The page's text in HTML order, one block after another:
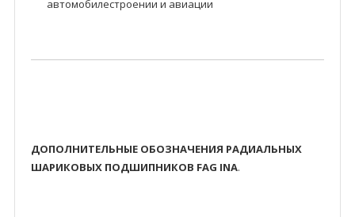
автомобилестроении и авиации
ДОПОЛНИТЕЛЬНЫЕ ОБОЗНАЧЕНИЯ РАДИАЛЬНЫХ
ШАРИКОВЫХ ПОДШИПНИКОВ FAG INA.